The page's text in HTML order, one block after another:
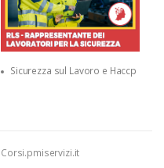
Sicurezza sul Lavoro e Haccp
Corsi.pmiservizi.it